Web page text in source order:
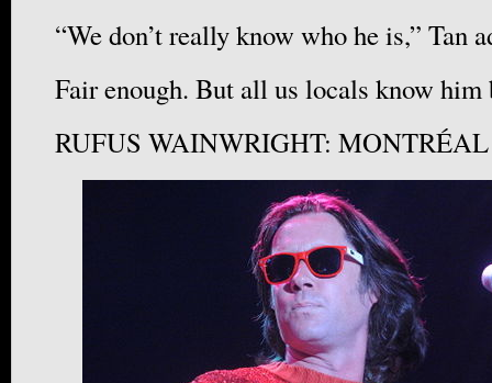
“We don’t really know who he is,” Tan
Fair enough. But all us locals know him
RUFUS WAINWRIGHT: